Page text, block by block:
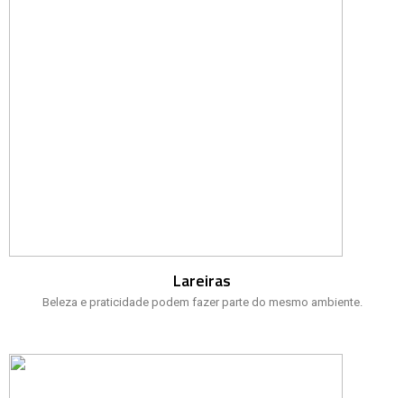
Lareiras
Beleza e praticidade podem fazer parte do mesmo ambiente.